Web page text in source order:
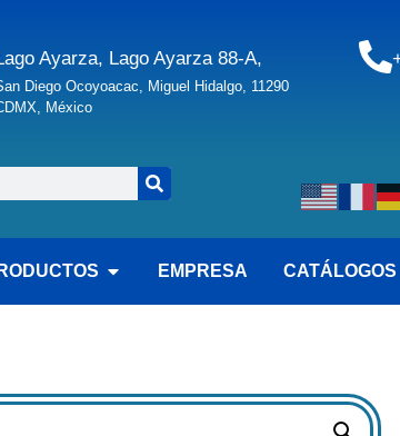
Ayarza, Lago Ayarza 88-A,
Diego Ocoyoacac, Miguel Hidalgo, 11290
México
EMPRESA CATÁLOGOS